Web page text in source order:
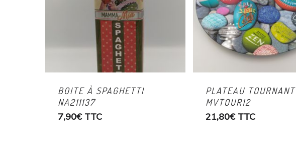
BOITE À SPAGHETTI
NA211137
7,90€ TTC
PLATEAU TOURNANT
MVTOUR12
21,80€ TTC